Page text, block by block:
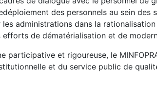
des personnels au sein des
les administrations dans la
efforts de dématérialisation et de
participative et rigoureuse, le
et du service public de
une génération sans hépatite : le